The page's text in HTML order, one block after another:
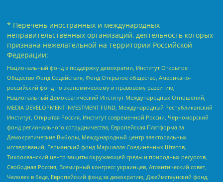
* Перечень иностранных и международных
неправительственных организаций, деятельность которых
признана нежелательной на территории Российской
Федерации:
Национальный фонд в поддержку демократии, Институт Открытое
Общество Фонд Содействия, Фонд Открытое общество, Американо-
российский фонд по экономическому и правовому развитию,
Национальный Демократический Институт Международных Отношений,
MEDIA DEVELOPMENT INVESTMENT FUND, Международный Республиканский
Институт, Открытая Россия, Институт современной России, Черноморский
фонд регионального сотрудничества, Европейская Платформа за
Демократические Выборы, Международный центр электоральных
исследований, Германский фонд Маршалла Соединенных Штатов,
Тихоокеанский центр защиты окружающей среды и природных ресурсов,
Свободная Россия, Всемирный конгресс украинцев, Атлантический совет,
Человек в беде, Европейский фонд за демократию, Джеймстаунский фонд,